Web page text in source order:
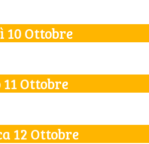
10 Ottobre
11 Ottobre
12 Ottobre